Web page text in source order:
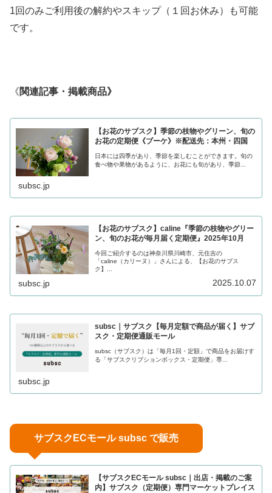
1回のみご利用後の解約やスキップ（１回お休み）も可能
です。
《関連記事・掲載商品》
【お花のサブスク】季節の枝物やグリーン、旬の
お花の定期便《ブーケ》※配送先：本州・四国
日本には四季があり、季節を楽しむことができます。旬の
食べ物や果物があるように、お花にも旬があり、季節...
subsc.jp
【お花のサブスク】caline『季節の枝物やグリー
ン、旬のお花が毎月届く定期便』2025年10月
今回ご紹介するのは神奈川県川崎市、元住吉の
「caline（カリーヌ）」さんによる、【お花のサブス
ク】...
subsc.jp 2025.10.07
subsc｜サブスク【毎月定額で商品が届く】サブ
スク・定期便通販モール
subsc（サブスク）は「毎月1回・定額」で商品をお届けす
る「サブスクリプションボックス・定期便」専...
subsc.jp
サブスクECモール subsc で販売
【サブスクECモール subsc｜出店・掲載のご案
内】サブスク（定期便）専門マーケットプレイス